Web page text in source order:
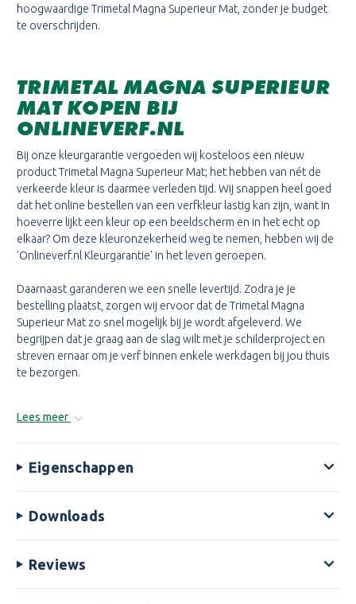
hoogwaardige Trimetal Magna Superieur Mat, zonder je budget
te overschrijden.
TRIMETAL MAGNA SUPERIEUR
MAT KOPEN BIJ
ONLINEVERF.NL
Bij onze kleurgarantie vergoeden wij kosteloos een nieuw
product Trimetal Magna Superieur Mat; het hebben van nét de
verkeerde kleur is daarmee verleden tijd. Wij snappen heel goed
dat het online bestellen van een verfkleur lastig kan zijn, want in
hoeverre lijkt een kleur op een beeldscherm en in het echt op
elkaar? Om deze kleuronzekerheid weg te nemen, hebben wij de
'Onlineverf.nl Kleurgarantie' in het leven geroepen.
Daarnaast garanderen we een snelle levertijd. Zodra je je
bestelling plaatst, zorgen wij ervoor dat de Trimetal Magna
Superieur Mat zo snel mogelijk bij je wordt afgeleverd. We
begrijpen dat je graag aan de slag wilt met je schilderproject en
streven ernaar om je verf binnen enkele werkdagen bij jou thuis
te bezorgen.
Lees meer
Eigenschappen
Downloads
Reviews